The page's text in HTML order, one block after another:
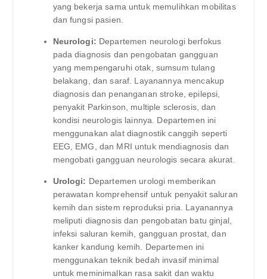
yang bekerja sama untuk memulihkan mobilitas
dan fungsi pasien.
Neurologi: Departemen neurologi berfokus
pada diagnosis dan pengobatan gangguan
yang mempengaruhi otak, sumsum tulang
belakang, dan saraf. Layanannya mencakup
diagnosis dan penanganan stroke, epilepsi,
penyakit Parkinson, multiple sclerosis, dan
kondisi neurologis lainnya. Departemen ini
menggunakan alat diagnostik canggih seperti
EEG, EMG, dan MRI untuk mendiagnosis dan
mengobati gangguan neurologis secara akurat.
Urologi: Departemen urologi memberikan
perawatan komprehensif untuk penyakit saluran
kemih dan sistem reproduksi pria. Layanannya
meliputi diagnosis dan pengobatan batu ginjal,
infeksi saluran kemih, gangguan prostat, dan
kanker kandung kemih. Departemen ini
menggunakan teknik bedah invasif minimal
untuk meminimalkan rasa sakit dan waktu